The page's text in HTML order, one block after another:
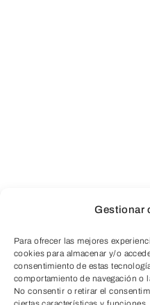
Gestionar
Para ofrecer las mejores
cookies para almacenar y/o
consentimiento de estas
comportamiento de navegación o
No consentir o retirar el